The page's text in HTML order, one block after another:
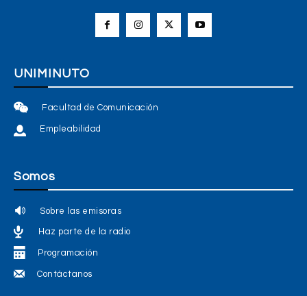
UNIMINUTO
Facultad de Comunicación
Empleabilidad
Somos
Sobre las emisoras
Haz parte de la radio
Programación
Contáctanos